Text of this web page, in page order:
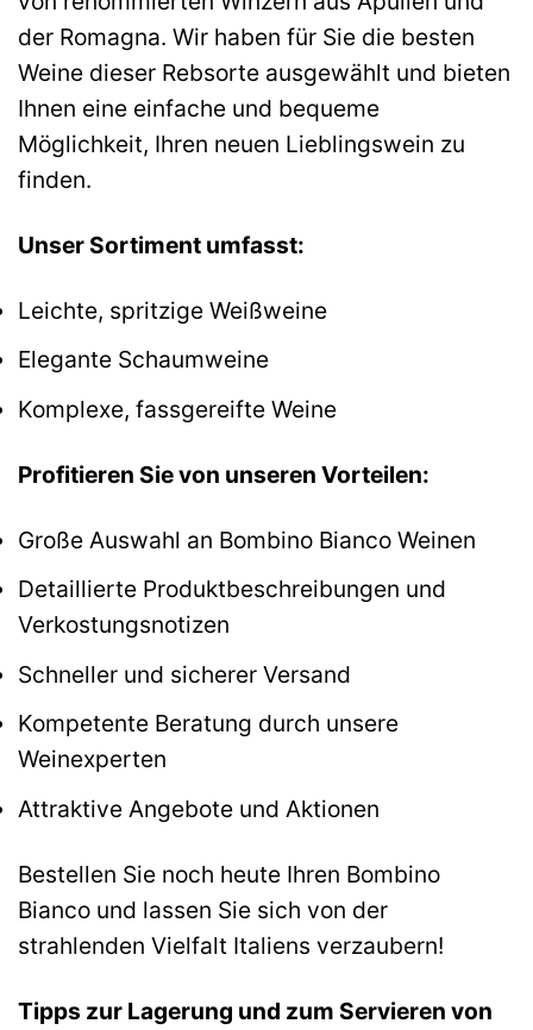
der Romagna. Wir haben für Sie die besten
Weine dieser Rebsorte ausgewählt und bieten
Ihnen eine einfache und bequeme
Möglichkeit, Ihren neuen Lieblingswein zu
finden.
Unser Sortiment umfasst:
Leichte, spritzige Weißweine
Elegante Schaumweine
Komplexe, fassgereifte Weine
Profitieren Sie von unseren Vorteilen:
Große Auswahl an Bombino Bianco Weinen
Detaillierte Produktbeschreibungen und
Verkostungsnotizen
Schneller und sicherer Versand
Kompetente Beratung durch unsere
Weinexperten
Attraktive Angebote und Aktionen
Bestellen Sie noch heute Ihren Bombino
Bianco und lassen Sie sich von der
strahlenden Vielfalt Italiens verzaubern!
Tipps zur Lagerung und zum Servieren von